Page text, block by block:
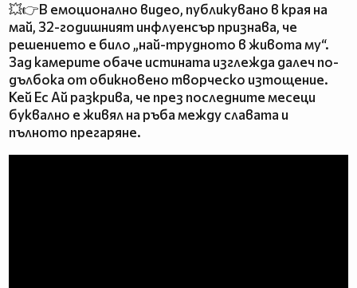
💥👉В емоционално видео, публикувано в края на
май, 32-годишният инфлуенсър признава, че
решението е било „най-трудното в живота му“.
Зад камерите обаче истината изглежда далеч по-
дълбока от обикновено творческо изтощение.
Кей Ес Ай разкрива, че през последните месеци
буквално е живял на ръба между славата и
пълното прегаряне.